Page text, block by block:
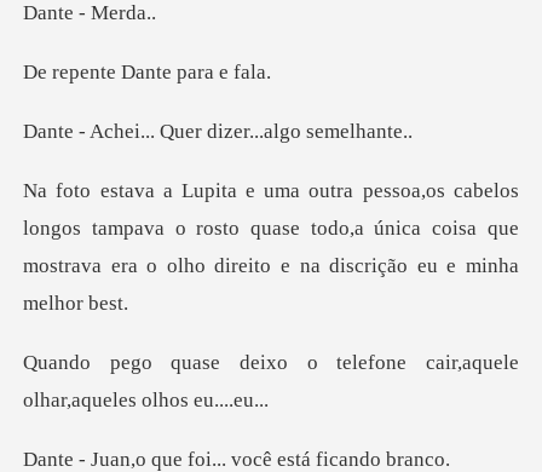
- Me
e Dante p
. Quer dizer...
gos tampava o rosto quase todo,a única coisa que
mostrava
telefone cair,aquele
olhar
e foi... você est